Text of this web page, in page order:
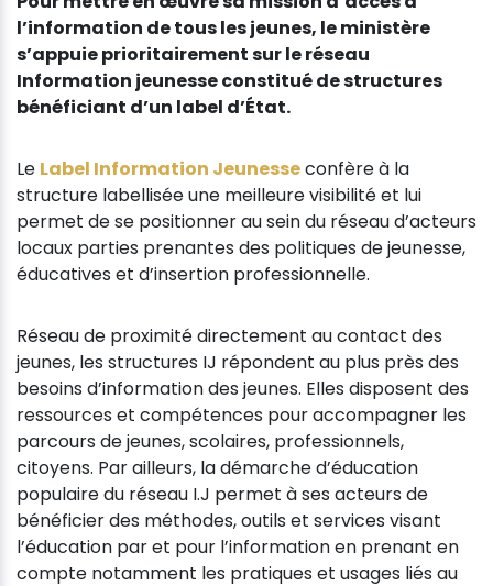
l’information de tous les jeunes, le ministère
s’appuie prioritairement sur le réseau
Information jeunesse constitué de structures
bénéficiant d’un label d’État.
Le Label Information Jeunesseconfère à la
structure labellisée une meilleure visibilité et lui
permet de se positionner au sein du réseau d’acteurs
locaux parties prenantes des politiques de jeunesse,
éducatives et d’insertion professionnelle.
Réseau de proximité directement au contact des
jeunes, les structures IJ répondent au plus près des
besoins d’information des jeunes. Elles disposent des
ressources et compétences pour accompagner les
parcours de jeunes, scolaires, professionnels,
citoyens. Par ailleurs, la démarche d’éducation
populaire du réseau I.J permet à ses acteurs de
bénéficier des méthodes, outils et services visant
l’éducation par et pour l’information en prenant en
compte notamment les pratiques et usages liés au